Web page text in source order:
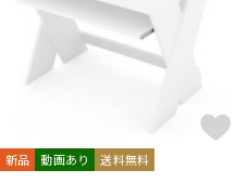
新品 動画あり 送料無料